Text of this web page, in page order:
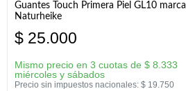
Guantes Touch Primera Piel GL10 marca
Naturheike
$ 25.000
Mismo precio en 3 cuotas de $ 8.333
miércoles y sábados
Precio sin impuestos nacionales: $ 19.750